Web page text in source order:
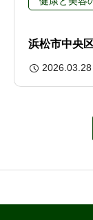
浜松市中央
2026.03.28